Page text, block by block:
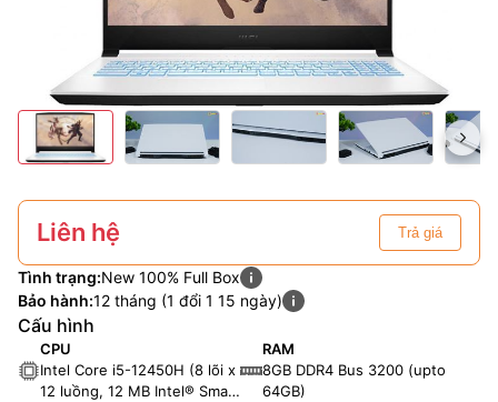
Liên hệ Trả giá
Tình trạng:New 100% Full Box
Bảo hành:12 tháng (1 đổi 1 15 ngày)
Cấu hình
CPU
Intel Core i5-12450H (8 lõi x
12 luồng, 12 MB Intel® Smart
RAM
8GB DDR4 Bus 3200 (upto
64GB)